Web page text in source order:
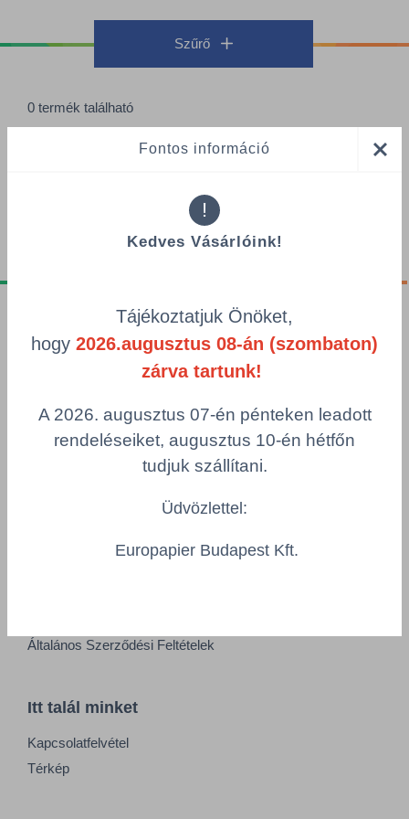
Szűrő
0 termék található
Tájékoztatók
Adatvédelmi nyilatkozat
Adatkezelési tájékoztató
Alapvető munkaügyi szabályok
Visszaélés-bejelentés
Információk
Általános Szerződési Feltételek
Itt talál minket
Kapcsolatfelvétel
Térkép
Fontos információ
!
Kedves Vásárlóink!
Tájékoztatjuk Önöket,
hogy 2026.augusztus 08-án (szombaton)
zárva tartunk!
A 2026. augusztus 07-én pénteken leadott
rendeléseiket, augusztus 10-én hétfőn
tudjuk szállítani.
Üdvözlettel:
Europapier Budapest Kft.